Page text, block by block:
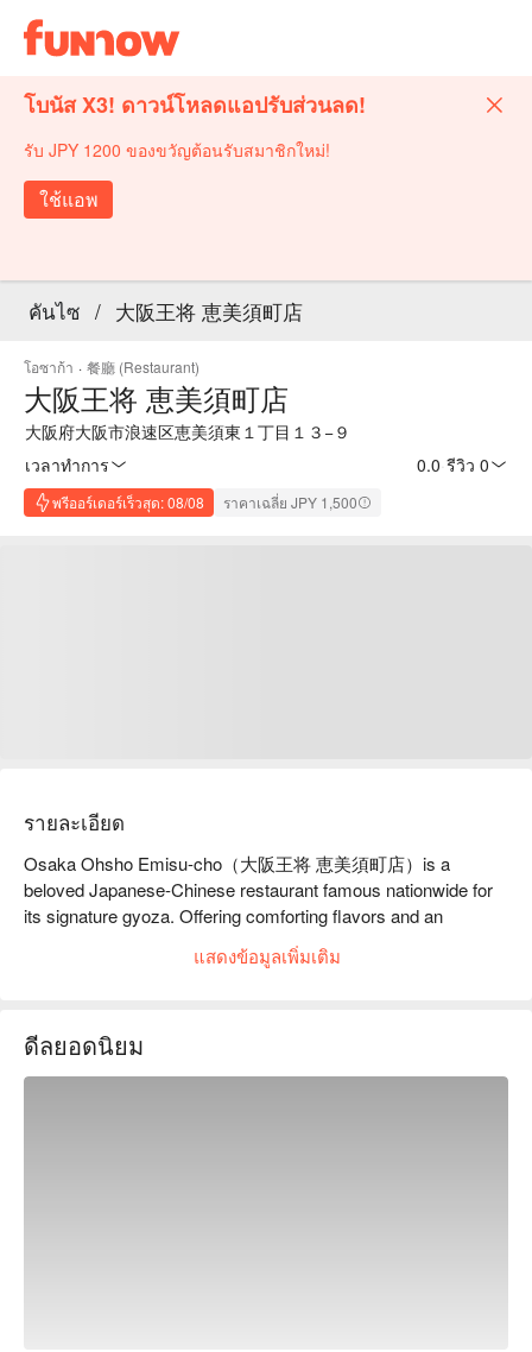
โบนัส X3! ดาวน์โหลดแอปรับส่วนลด!
รับ JPY 1200 ของขวัญต้อนรับสมาชิกใหม่!
ใช้แอพ
คันไซ / 大阪王将 恵美須町店
โอซาก้า · 餐廳 (Restaurant)
大阪王将 恵美須町店
大阪府大阪市浪速区恵美須東１丁目１３−９
เวลาทำการ
0.0 รีวิว 0
พรีออร์เดอร์เร็วสุด: 08/08 ราคาเฉลี่ย JPY 1,500
รายละเอียด
Osaka Ohsho Emisu-cho（大阪王将 恵美須町店）is a
beloved Japanese-Chinese restaurant famous nationwide for
its signature gyoza. Offering comforting flavors and an
extensive menu, it is a convenient choice for travelers seeking
reliable, delicious meals in Osaka. Each dish is crafted to
Original Gyoza features thin, crisp skin and juicy filling paired
with the restaurant’s unique miso sauce. Spinach Fried Rice is
แสดงข้อมูลเพิ่มเติม
ดีลยอดนิยม